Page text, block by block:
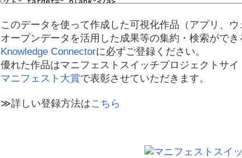
このデータを使って作成した可視化作品（アプリ、ウ
オープンデータを活用した成果等の集約・検索ができ
Knowledge Connectorに必ずご登録ください。
優れた作品はマニフェストスイッチプロジェクトサイ
マニフェスト大賞で表彰させていただきます。
≫詳しい登録方法はこちら